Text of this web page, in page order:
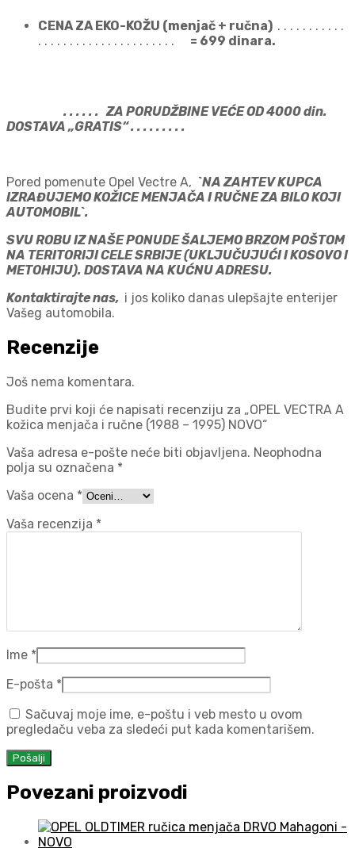
CENA ZA EKO-KOŽU (menjač + ručna) . . . . . . . . . . .
. . . . . . . . . . . . . . . . . . . . . . = 699 dinara.
. . . . . . ZA PORUDŽBINE VEĆE OD 4000 din.
DOSTAVA „GRATIS“ . . . . . . . . .
Pored pomenute Opel Vectre A, `NA ZAHTEV KUPCA
IZRAĐUJEMO KOŽICE MENJAČA I RUČNE ZA BILO KOJI
AUTOMOBIL`.
SVU ROBU IZ NAŠE PONUDE ŠALJEMO BRZOM POŠTOM
NA TERITORIJI CELE SRBIJE (UKLJUČUJUĆI I KOSOVO I
METOHIJU). DOSTAVA NA KUĆNU ADRESU.
Kontaktirajte nas, i jos koliko danas ulepšajte enterijer
Vašeg automobila.
Recenzije
Još nema komentara.
Budite prvi koji će napisati recenziju za „OPEL VECTRA A
kožica menjača i ručne (1988 – 1995) NOVO“
Vaša adresa e-pošte neće biti objavljena. Neophodna
polja su označena *
Vaša ocena *
Vaša recenzija *
Ime *
E-pošta *
Sačuvaj moje ime, e-poštu i veb mesto u ovom
pregledaču veba za sledeći put kada komentarišem.
Povezani proizvodi